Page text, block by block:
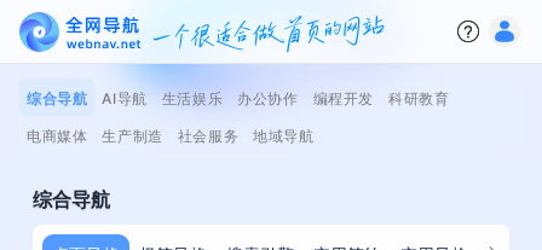
综合导航 AI导航 生活娱乐 办公协作 编程开发 科研教育
电商媒体 生产制造 社会服务 地域导航
综合导航